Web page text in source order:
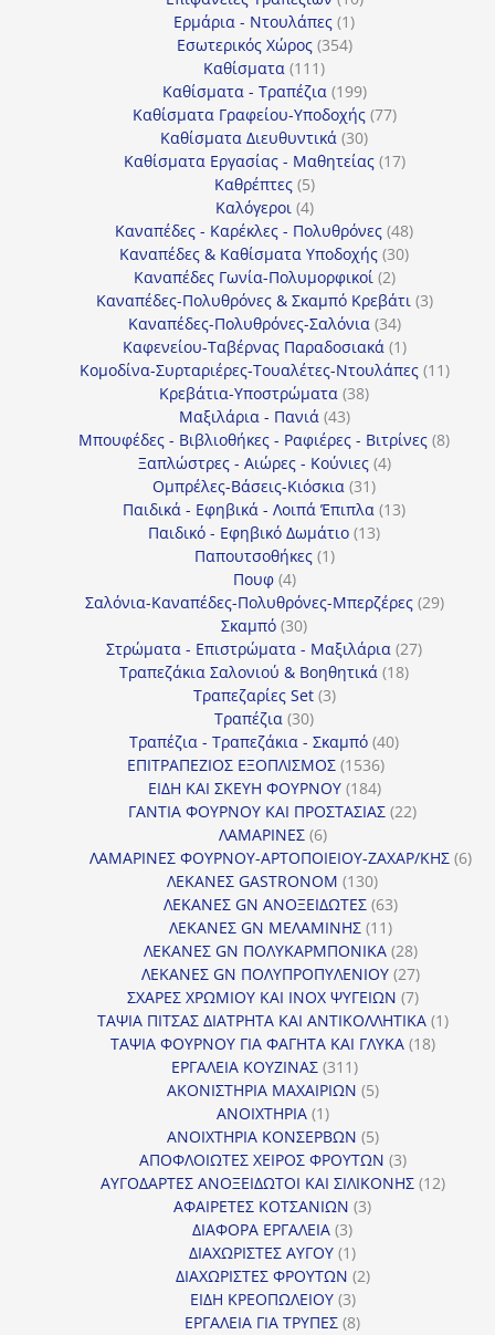
Ερμάρια - Ντουλάπες 11
προϊόν
Εσωτερικός Χώρος 354354
Καθίσματα 111111
προϊόντα
Καθίσματα - Τραπέζια 199199
προϊόντα
Καθίσματα Γραφείου-Υποδοχής 7777
Καθίσματα Διευθυντικά 3030
προϊόντα
Καθίσματα Εργασίας - Μαθητείας 1717
Καθρέπτες 55
προϊόντα
Καλόγεροι 44
προϊόντα
Καναπέδες - Καρέκλες - Πολυθρόνες 4848
προϊόντα
Καναπέδες & Καθίσματα Υποδοχής 3030
Καναπέδες Γωνία-Πολυμορφικοί 22
προϊόντα
Καναπέδες-Πολυθρόνες & Σκαμπό Κρεβάτι 33
Καναπέδες-Πολυθρόνες-Σαλόνια 3434
προϊόντα
Καφενείου-Ταβέρνας Παραδοσιακά 11
προϊόν
Κομοδίνα-Συρταριέρες-Τουαλέτες-Ντουλάπες 1111
Κρεβάτια-Υποστρώματα 3838
Μαξιλάρια - Πανιά 4343
προϊόντα
Μπουφέδες - Βιβλιοθήκες - Ραφιέρες - Βιτρίνες 88
Ξαπλώστρες - Αιώρες - Κούνιες 44
Ομπρέλες-Βάσεις-Κιόσκια 3131
προϊόντα
Παιδικά - Εφηβικά - Λοιπά Έπιπλα 1313
Παιδικό - Εφηβικό Δωμάτιο 1313
Παπουτσοθήκες 11
Πουφ 44
προϊόντα
Σαλόνια-Καναπέδες-Πολυθρόνες-Μπερζέρες 2929
Σκαμπό 3030
προϊόντα
Στρώματα - Επιστρώματα - Μαξιλάρια 2727
Τραπεζάκια Σαλονιού & Βοηθητικά 1818
Τραπεζαρίες Set 33
Τραπέζια 3030
προϊόντα
Τραπέζια - Τραπεζάκια - Σκαμπό 4040
ΕΠΙΤΡΑΠΕΖΙΟΣ ΕΞΟΠΛΙΣΜΟΣ 15361536
προϊόντα
ΕΙΔΗ ΚΑΙ ΣΚΕΥΗ ΦΟΥΡΝΟΥ 184184
προϊόντα
ΓΑΝΤΙΑ ΦΟΥΡΝΟΥ ΚΑΙ ΠΡΟΣΤΑΣΙΑΣ 2222
ΛΑΜΑΡΙΝΕΣ 66
προϊόντα
ΛΑΜΑΡΙΝΕΣ ΦΟΥΡΝΟΥ-ΑΡΤΟΠΟΙΕΙΟΥ-ΖΑΧΑΡ/ΚΗΣ 66
ΛΕΚΑΝΕΣ GASTRONOM 130130
προϊόντα
ΛΕΚΑΝΕΣ GN ΑΝΟΞΕΙΔΩΤΕΣ 6363
ΛΕΚΑΝΕΣ GN ΜΕΛΑΜΙΝΗΣ 1111
προϊόντα
ΛΕΚΑΝΕΣ GN ΠΟΛΥΚΑΡΜΠΟΝΙΚΑ 2828
προϊόντα
ΛΕΚΑΝΕΣ GN ΠΟΛΥΠΡΟΠΥΛΕΝΙΟΥ 2727
προϊόντα
ΣΧΑΡΕΣ ΧΡΩΜΙΟΥ ΚΑΙ INOX ΨΥΓΕΙΩΝ 77
προϊόντα
ΤΑΨΙΑ ΠΙΤΣΑΣ ΔΙΑΤΡΗΤΑ ΚΑΙ ΑΝΤΙΚΟΛΛΗΤΙΚΑ 11
ΤΑΨΙΑ ΦΟΥΡΝΟΥ ΓΙΑ ΦΑΓΗΤΑ ΚΑΙ ΓΛΥΚΑ 1818
ΕΡΓΑΛΕΙΑ ΚΟΥΖΙΝΑΣ 311311
προϊόντα
ΑΚΟΝΙΣΤΗΡΙΑ ΜΑΧΑΙΡΙΩΝ 55
ΑΝΟΙΧΤΗΡΙΑ 11
προϊόν
ΑΝΟΙΧΤΗΡΙΑ ΚΟΝΣΕΡΒΩΝ 55
προϊόντα
ΑΠΟΦΛΟΙΩΤΕΣ ΧΕΙΡΟΣ ΦΡΟΥΤΩΝ 33
προϊόντα
ΑΥΓΟΔΑΡΤΕΣ ΑΝΟΞΕΙΔΩΤΟΙ ΚΑΙ ΣΙΛΙΚΟΝΗΣ 1212
ΑΦΑΙΡΕΤΕΣ ΚΟΤΣΑΝΙΩΝ 33
ΔΙΑΦΟΡΑ ΕΡΓΑΛΕΙΑ 33
προϊόντα
ΔΙΑΧΩΡΙΣΤΕΣ ΑΥΓΟΥ 11
προϊόν
ΔΙΑΧΩΡΙΣΤΕΣ ΦΡΟΥΤΩΝ 22
ΕΙΔΗ ΚΡΕΟΠΩΛΕΙΟΥ 33
προϊόντα
ΕΡΓΑΛΕΙΑ ΓΙΑ ΤΡΥΠΕΣ 88